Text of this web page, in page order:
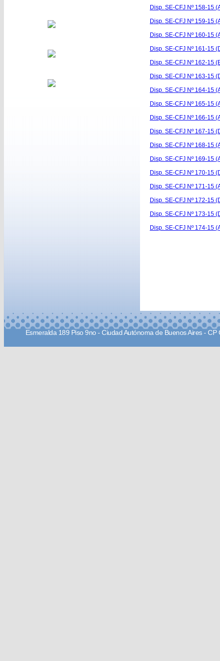
Disp. SE-CFJ Nº 158-15
Disp. SE-CFJ Nº 159-15
Disp. SE-CFJ Nº 160-15
Disp. SE-CFJ Nº 161-15
Disp. SE-CFJ Nº 162-15
Disp. SE-CFJ Nº 163-15
Disp. SE-CFJ Nº 164-15
Disp. SE-CFJ Nº 165-15
Disp. SE-CFJ Nº 166-15
Disp. SE-CFJ Nº 167-15
Disp. SE-CFJ Nº 168-15
Disp. SE-CFJ Nº 169-15
Disp. SE-CFJ Nº 170-15
Disp. SE-CFJ Nº 171-15
Disp. SE-CFJ Nº 172-15
Disp. SE-CFJ Nº 173-15
Disp. SE-CFJ Nº 174-15
Esmeralda 189 Piso 9no - Ciudad Autónoma de Buenos Aires -